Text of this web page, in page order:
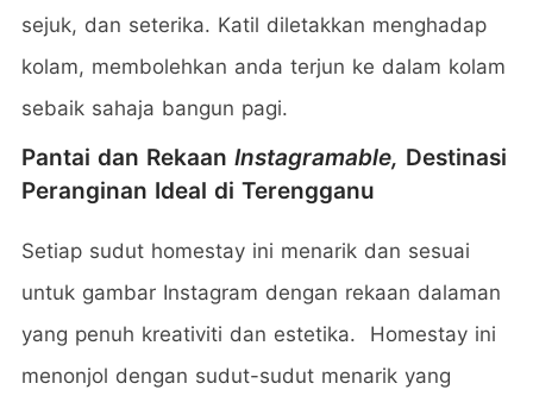
sejuk, dan seterika. Katil diletakkan menghadap
kolam, membolehkan anda terjun ke dalam kolam
sebaik sahaja bangun pagi.
Pantai dan Rekaan Instagramable, Destinasi
Peranginan Ideal di Terengganu
Setiap sudut homestay ini menarik dan sesuai
untuk gambar Instagram dengan rekaan dalaman
yang penuh kreativiti dan estetika. Homestay ini
menonjol dengan sudut-sudut menarik yang